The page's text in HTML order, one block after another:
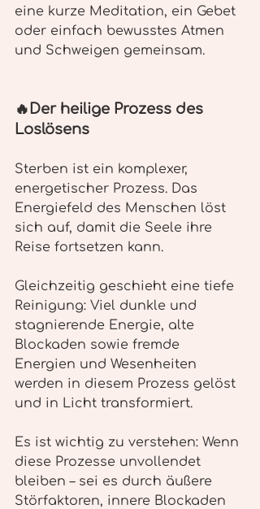
eine kurze Meditation, ein Gebet
oder einfach bewusstes Atmen
und Schweigen gemeinsam.
🔥Der heilige Prozess des
Loslösens
Sterben ist ein komplexer,
energetischer Prozess. Das
Energiefeld des Menschen löst
sich auf, damit die Seele ihre
Reise fortsetzen kann.
Gleichzeitig geschieht eine tiefe
Reinigung: Viel dunkle und
stagnierende Energie, alte
Blockaden sowie fremde
Energien und Wesenheiten
werden in diesem Prozess gelöst
und in Licht transformiert.
Es ist wichtig zu verstehen: Wenn
diese Prozesse unvollendet
bleiben – sei es durch äußere
Störfaktoren, innere Blockaden